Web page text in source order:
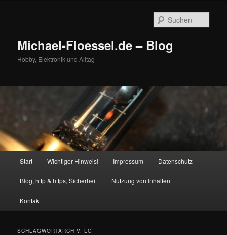
Michael-Floessel.de – Blog
Hobby, Elektronik und Alltag
Start Wichtiger Hinweis! Impressum Datenschutz
Blog, http & https, Sicherheit Nutzung von Inhalten
Kontakt
SCHLAGWORTARCHIV:LG